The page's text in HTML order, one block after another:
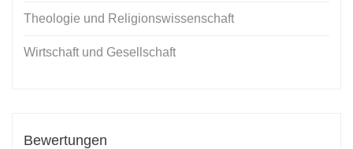
Theologie und Religionswissenschaft
Wirtschaft und Gesellschaft
Bewertungen